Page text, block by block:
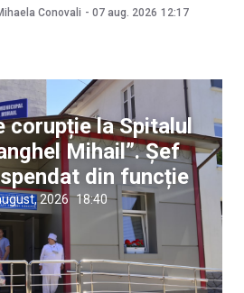
Conovali - 07 aug. 2026 12:17
corupție la Spitalul
Mihail”. Șef
din funcție
2026 18:40